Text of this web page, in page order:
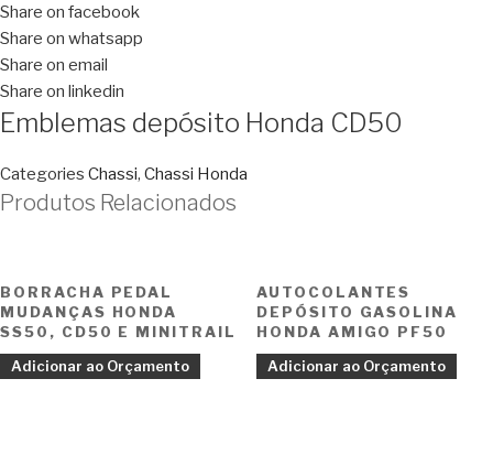
Share on facebook
Share on whatsapp
Share on email
Share on linkedin
Emblemas depósito Honda CD50
Categories Chassi, Chassi Honda
Produtos Relacionados
BORRACHA PEDAL
MUDANÇAS HONDA
SS50, CD50 E MINITRAIL
Adicionar ao Orçamento
AUTOCOLANTES
DEPÓSITO GASOLINA
HONDA AMIGO PF50
Adicionar ao Orçamento